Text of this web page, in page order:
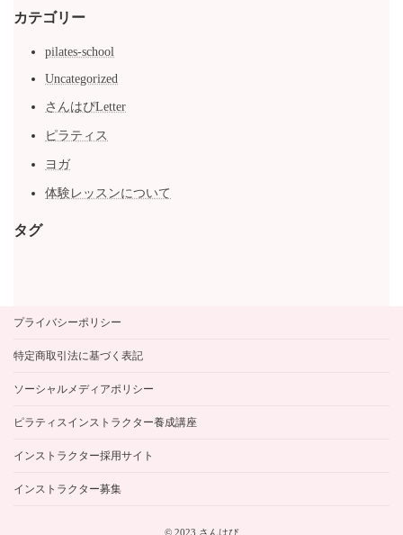
カテゴリー
pilates-school
Uncategorized
さんはぴLetter
ピラティス
ヨガ
体験レッスンについて
タグ
プライバシーポリシー
特定商取引法に基づく表記
ソーシャルメディアポリシー
ピラティスインストラクター養成講座
インストラクター採用サイト
インストラクター募集
© 2023 さんはぴ